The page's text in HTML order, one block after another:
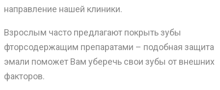
направление нашей клиники.
Взрослым часто предлагают покрыть зубы
фторсодержащим препаратами – подобная защита
эмали поможет Вам уберечь свои зубы от внешних
факторов.